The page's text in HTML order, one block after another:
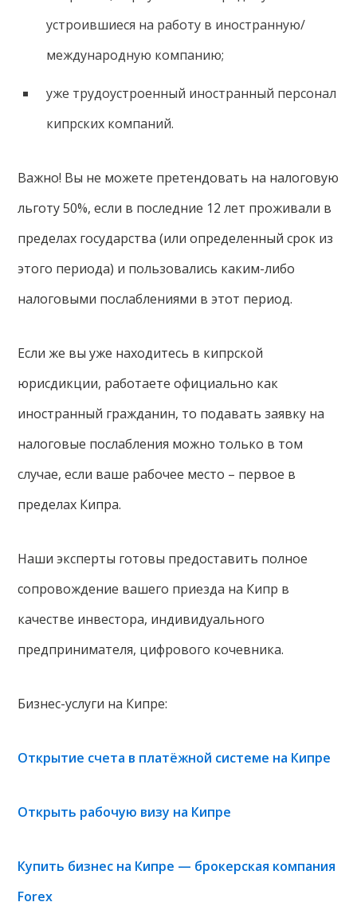
устроившиеся на работу в иностранную/
международную компанию;
уже трудоустроенный иностранный персонал
кипрских компаний.
Важно! Вы не можете претендовать на налоговую
льготу 50%, если в последние 12 лет проживали в
пределах государства (или определенный срок из
этого периода) и пользовались каким-либо
налоговыми послаблениями в этот период.
Если же вы уже находитесь в кипрской
юрисдикции, работаете официально как
иностранный гражданин, то подавать заявку на
налоговые послабления можно только в том
случае, если ваше рабочее место – первое в
пределах Кипра.
Наши эксперты готовы предоставить полное
сопровождение вашего приезда на Кипр в
качестве инвестора, индивидуального
предпринимателя, цифрового кочевника.
Бизнес-услуги на Кипре:
Открытие счета в платёжной системе на Кипре
Открыть рабочую визу на Кипре
Купить бизнес на Кипре — брокерская компания
Forex